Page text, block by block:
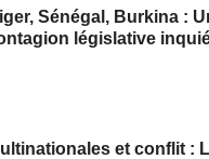
Sénégal, Burkina :
législative
et conflit :